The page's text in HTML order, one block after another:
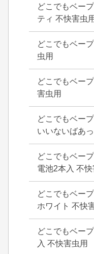
どこでもベー
ティ 不快害虫用
どこでもベー
虫用
どこでもベー
害虫用
どこでもベー
いいないばあ
どこでもベー
電池2本入 不快
どこでもベー
ホワイト 不快
どこでもベー
入 不快害虫用